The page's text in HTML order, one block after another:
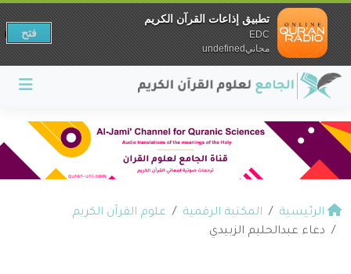
الرئيسية المكتبة الرقمية
علوم القرآن الكريم
دعاء عبدالحليم الزبيدي
تطبيق إذاعات القرآن الكريم
EDC
مجانيundefined
فتح